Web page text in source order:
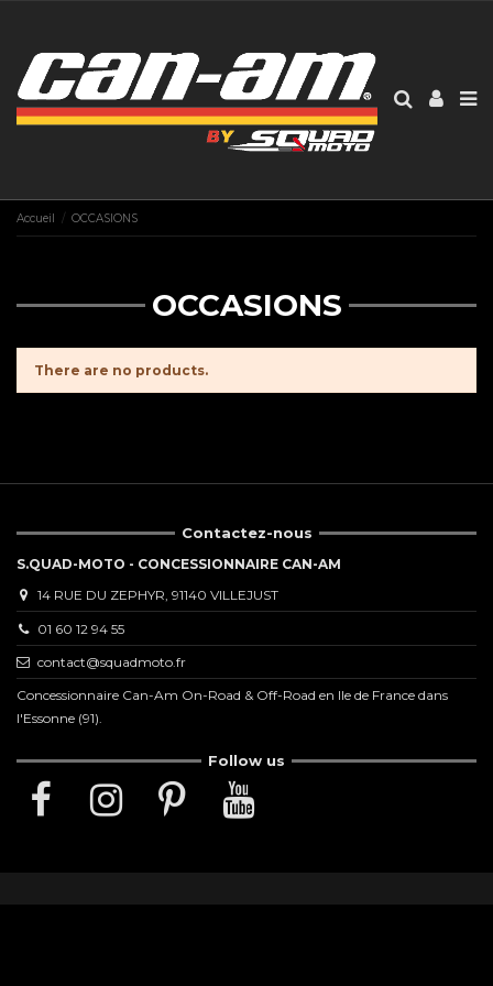
Accueil OCCASIONS
OCCASIONS
There are no products.
Contactez-nous
S.QUAD-MOTO - CONCESSIONNAIRE CAN-AM
14 RUE DU ZEPHYR, 91140 VILLEJUST
01 60 12 94 55
contact@squadmoto.fr
Concessionnaire Can-Am On-Road & Off-Road en Ile de France dans
l'Essonne (91).
Follow us